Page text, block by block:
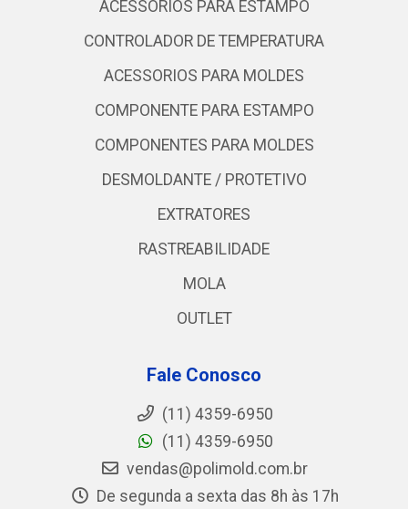
ACESSORIOS PARA ESTAMPO
CONTROLADOR DE TEMPERATURA
ACESSORIOS PARA MOLDES
COMPONENTE PARA ESTAMPO
COMPONENTES PARA MOLDES
DESMOLDANTE / PROTETIVO
EXTRATORES
RASTREABILIDADE
MOLA
OUTLET
Fale Conosco
(11) 4359-6950
(11) 4359-6950
vendas@polimold.com.br
De segunda a sexta das 8h às 17h